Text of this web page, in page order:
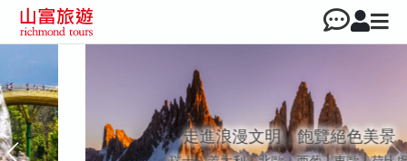
走進浪漫文明，飽覽絕色美景